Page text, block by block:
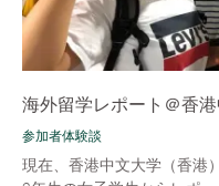
海外留学レポート＠香
参加者体験談
現在、香港中文大学（香港